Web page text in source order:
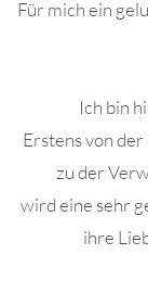
Für mich ein
Ich bin
Erstens von
zu der
wird eine sehr
ihre